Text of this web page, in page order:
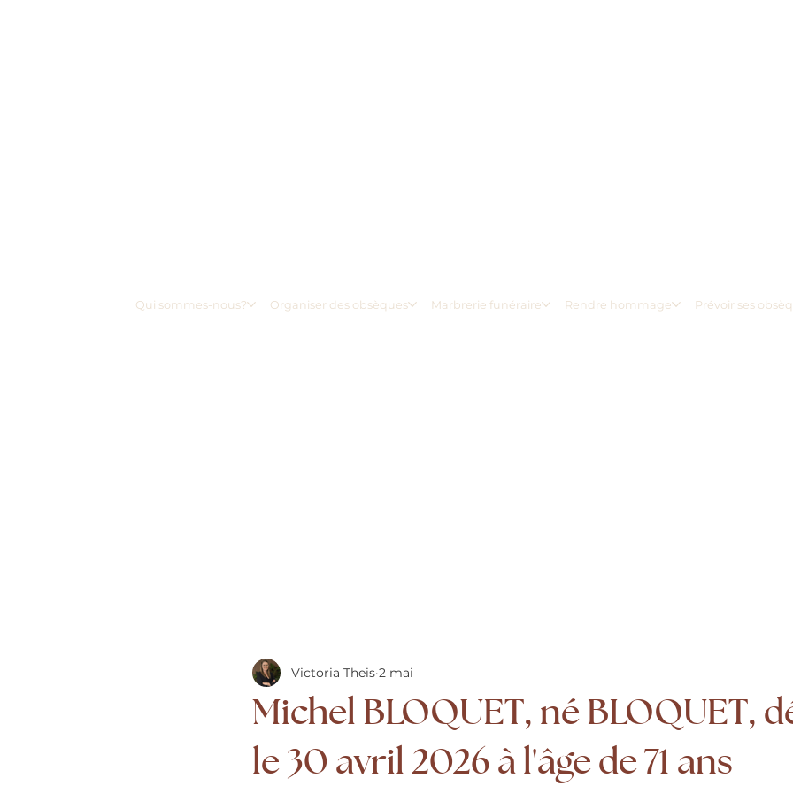
Qui sommes-nous? Organiser des obsèques Marbrerie funéraire Rendre hommage Prévoir ses
Michel BLOQUET, né BLOQUET,
le 30 avril 2026 à l'âge de 71 ans
Victoria Theis 2 mai